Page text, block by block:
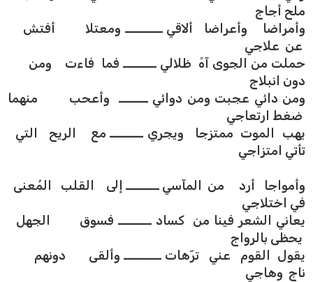
ملح أجاج
وأمراضا وأعراضا ألاقي ـــــــــ ومعتلا أفتش
عن علاجي
حملت من الجوى آهً ظلالي ــــــــ فما فاءت ومن
دون انبلاج
ومن دائي عجبت ومن دوائي ـــــــ وأعحب منهما
ضغط ارتعاجي
يهب الموت ممتزجا ويجري ــــــــ مع الريح التي
تأتي امتزاجي
وأمواجا أرد من المآسي ــــــــ إلى القلب المُعنى
في اختلاجي
يعاني الشعر فينا من كساد ــــــــ فسوق الجهل
يحظى بالرواج
يقول القوم عني ترّهات ـــــــــ وألقى دونهم
ناج وهاجي